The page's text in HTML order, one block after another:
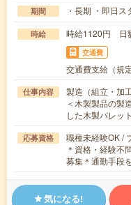
期間 ・長期 ・即日ス
時給 時給1120円 日
交通費
交通費支給（規
仕事内容
製造（組立・加工
＜木製製品の製
した木製パレッ
応募資格
職種未経験OK /
＊資格・経験不
募集＊通勤手段
気になる!